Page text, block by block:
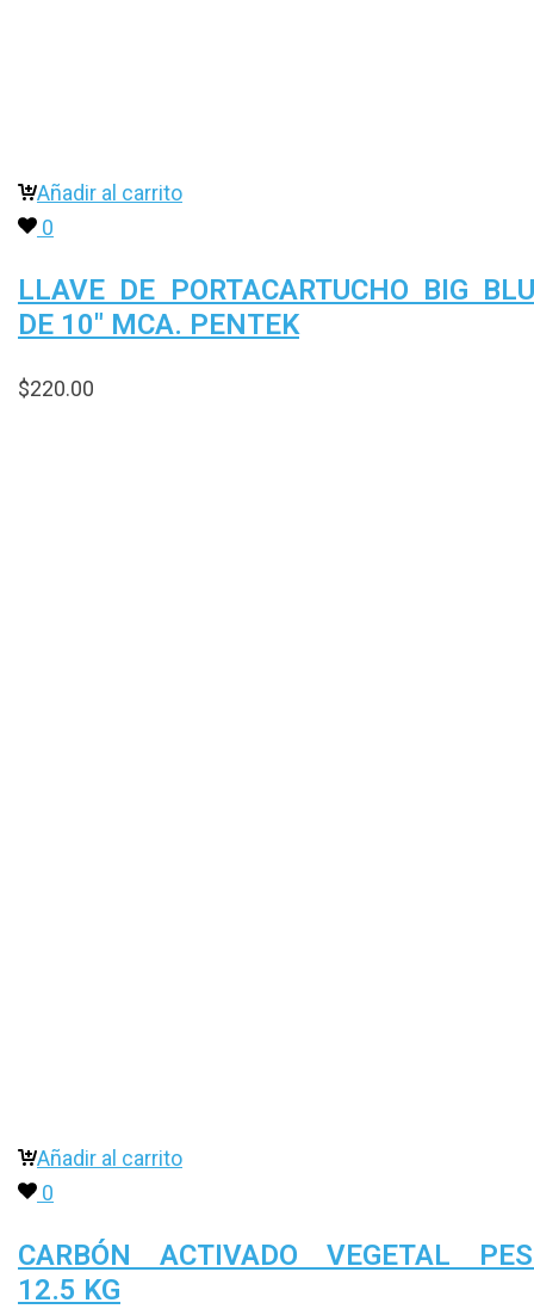
Añadir al carrito
0
LLAVE DE PORTACARTUCHO BIG
DE 10″ MCA. PENTEK
$220.00
Añadir al carrito
0
CARBÓN ACTIVADO VEGETAL
12.5 KG